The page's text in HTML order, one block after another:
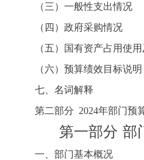
（三）一般性支出情况
（四）政府采购情况
（五）国有资产占用使
（六）预算绩效目标说明
七、名词解释
第二部分 2024年部门预
第一部分 部
一、部门基本概况